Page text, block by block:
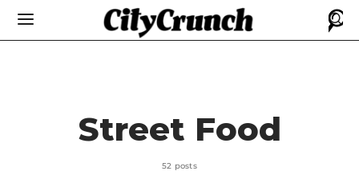
Street Food
52 posts